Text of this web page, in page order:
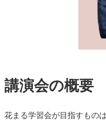
講演会の概要
花まる学習会が目指すもの